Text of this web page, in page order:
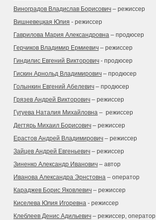
Виноградов Владислав Борисович – режиссер
Вишневецкая Юлия - режиссер
Гаврилова Мария Александровна – продюсер
Герчиков Владимир Ермиевич – режиссер
Гиндилис Евгений Викторович - продюсер
Гискин Арнольд Владимирович – продюсер
Голынкин Евгений Абелевич – продюсер
Грязев Андрей Викторович – режиссер
Гугуева Наталия Михайловна – режиссер
Дегтярь Михаил Борисович – режиссер
Ерастов Андрей Владимирович – режиссер
Зайцев Андрей Евгеньевич – режиссер
Зиненко Александр Иванович – автор
Иванова Александра Эрнстовна – оператор
Караджев Борис Яковлевич – режиссер
Киселева Юлия Игоревна - режиссер
Клеблеев Денис Адильевич – режиссер, оператор